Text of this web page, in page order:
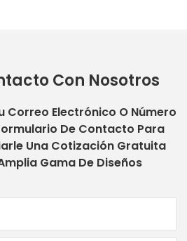
Con Nosotros
Correo Electrónico O Número
De Contacto Para
Una Cotización Gratuita
Gama De Diseños